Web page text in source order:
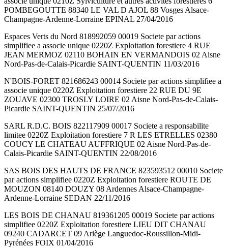
POMBEGOUTTE 88340 LE VAL D AJOL 88 Vosges Alsace-
Champagne-Ardenne-Lorraine EPINAL 27/04/2016
Espaces Verts du Nord 818992059 00019 Societe par actions
simplifiee a associe unique 0220Z Exploitation forestiere 4 RUE
JEAN MERMOZ 02110 BOHAIN EN VERMANDOIS 02 Aisne
Nord-Pas-de-Calais-Picardie SAINT-QUENTIN 11/03/2016
N'BOIS-FORET 821686243 00014 Societe par actions simplifiee a
associe unique 0220Z Exploitation forestiere 22 RUE DU 9E
ZOUAVE 02300 TROSLY LOIRE 02 Aisne Nord-Pas-de-Calais-
Picardie SAINT-QUENTIN 25/07/2016
SARL R.D.C. BOIS 822117909 00017 Societe a responsabilite
limitee 0220Z Exploitation forestiere 7 R LES ETRELLES 02380
COUCY LE CHATEAU AUFFRIQUE 02 Aisne Nord-Pas-de-
Calais-Picardie SAINT-QUENTIN 22/08/2016
SAS BOIS DES HAUTS DE FRANCE 823593512 00010 Societe
par actions simplifiee 0220Z Exploitation forestiere ROUTE DE
MOUZON 08140 DOUZY 08 Ardennes Alsace-Champagne-
Ardenne-Lorraine SEDAN 22/11/2016
LES BOIS DE CHANAU 819361205 00019 Societe par actions
simplifiee 0220Z Exploitation forestiere LIEU DIT CHANAU
09240 CADARCET 09 Ariège Languedoc-Roussillon-Midi-
Pyrénées FOIX 01/04/2016